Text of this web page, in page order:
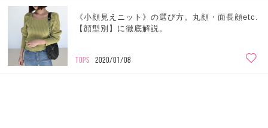
《小顔見えニット》の選び方。丸顔・面長顔etc.
【顔型別】に徹底解説。
TOPS 2020/01/08